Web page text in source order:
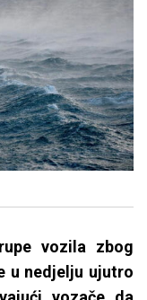
vozila zbog
u nedjelju ujutro